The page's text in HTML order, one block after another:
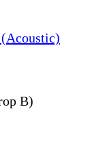
B)